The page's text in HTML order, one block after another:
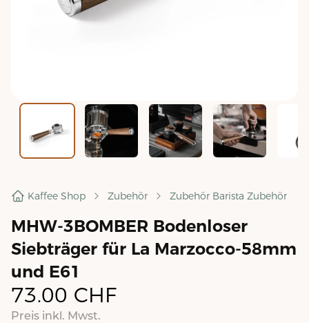
Kaffee Shop Zubehör Zubehör Barista Zubehör
MHW-3BOMBER Bodenloser
Siebträger für La Marzocco-58mm
und E61
73.00 CHF
Preis inkl. Mwst.